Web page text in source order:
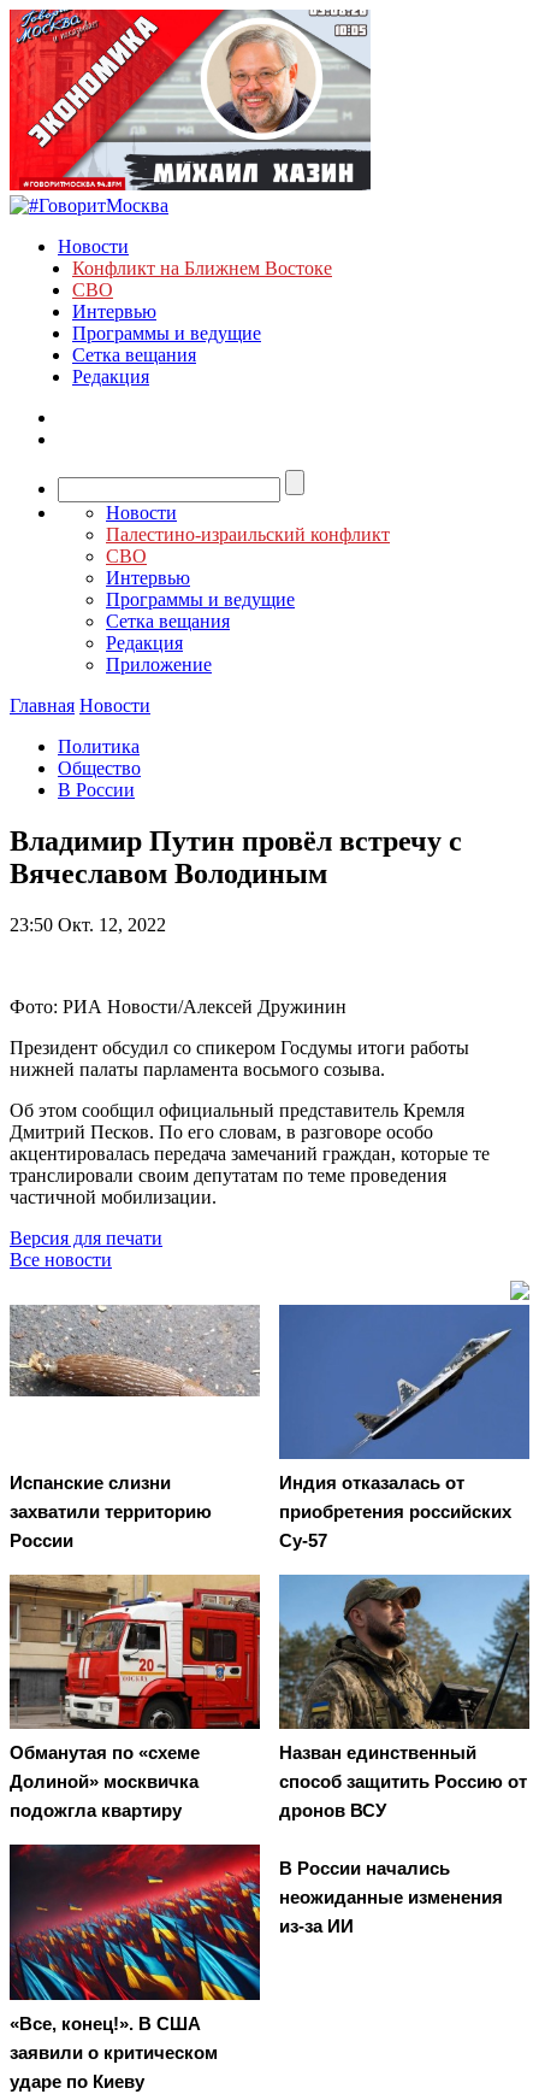
Новости
Конфликт на Ближнем Востоке
СВО
Интервью
Программы и ведущие
Сетка вещания
Редакция
Новости
Палестино-израильский конфликт
СВО
Интервью
Программы и ведущие
Сетка вещания
Редакция
Приложение
Главная Новости
Политика
Общество
В России
Владимир Путин провёл встречу с
Вячеславом Володиным
23:50 Окт. 12, 2022
Фото: РИА Новости/Алексей Дружинин
Президент обсудил со спикером Госдумы итоги работы
нижней палаты парламента восьмого созыва.
Об этом сообщил официальный представитель Кремля
Дмитрий Песков. По его словам, в разговоре особо
акцентировалась передача замечаний граждан, которые те
транслировали своим депутатам по теме проведения
частичной мобилизации.
Версия для печати
Все новости
Испанские слизни
захватили территорию
России
Индия отказалась от
приобретения российских
Су-57
Обманутая по «схеме
Долиной» москвичка
подожгла квартиру
Назван единственный
способ защитить Россию от
дронов ВСУ
«Все, конец!». В США
заявили о критическом
ударе по Киеву
В России начались
неожиданные изменения
из-за ИИ